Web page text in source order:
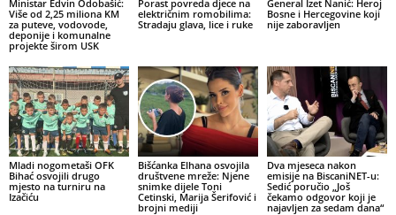
Ministar Edvin Odobašić:
Više od 2,25 miliona KM
za puteve, vodovode,
deponije i komunalne
projekte širom USK
Porast povreda djece na
električnim romobilima:
Stradaju glava, lice i ruke
General Izet Nanić: Heroj
Bosne i Hercegovine koji
nije zaboravljen
Mladi nogometaši OFK
Bihać osvojili drugo
mjesto na turniru na
Izačiću
Bišćanka Elhana osvojila
društvene mreže: Njene
snimke dijele Toni
Cetinski, Marija Šerifović i
brojni mediji
Dva mjeseca nakon
emisije na BiscaniNET-u:
Sedić poručio „Još
čekamo odgovor koji je
najavljen za sedam dana“